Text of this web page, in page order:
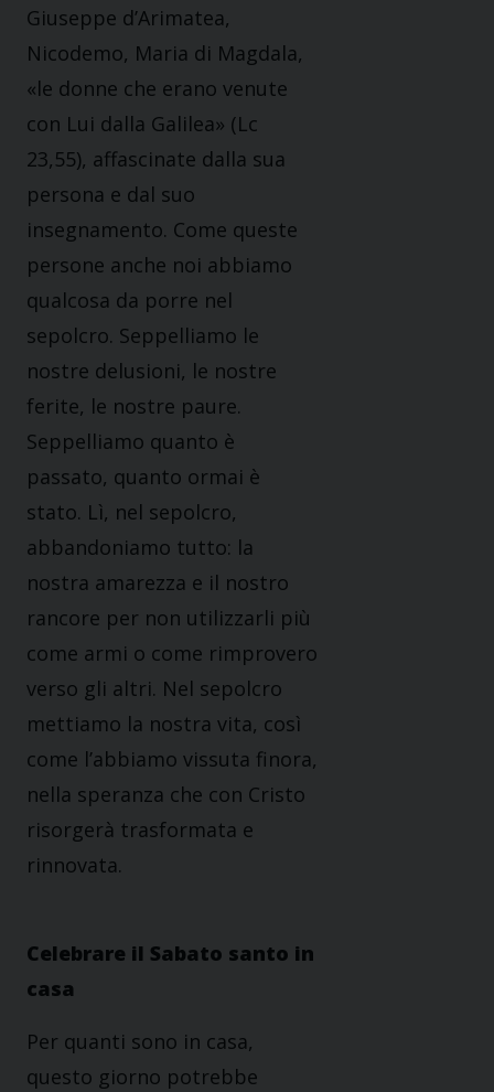
Giuseppe d’Arimatea,
Nicodemo, Maria di Magdala,
«le donne che erano venute
con Lui dalla Galilea» (Lc
23,55), affascinate dalla sua
persona e dal suo
insegnamento. Come queste
persone anche noi abbiamo
qualcosa da porre nel
sepolcro. Seppelliamo le
nostre delusioni, le nostre
ferite, le nostre paure.
Seppelliamo quanto è
passato, quanto ormai è
stato. Lì, nel sepolcro,
abbandoniamo tutto: la
nostra amarezza e il nostro
rancore per non utilizzarli più
come armi o come rimprovero
verso gli altri. Nel sepolcro
mettiamo la nostra vita, così
come l’abbiamo vissuta finora,
nella speranza che con Cristo
risorgerà trasformata e
rinnovata.
Celebrare il Sabato santo in
casa
Per quanti sono in casa,
questo giorno potrebbe